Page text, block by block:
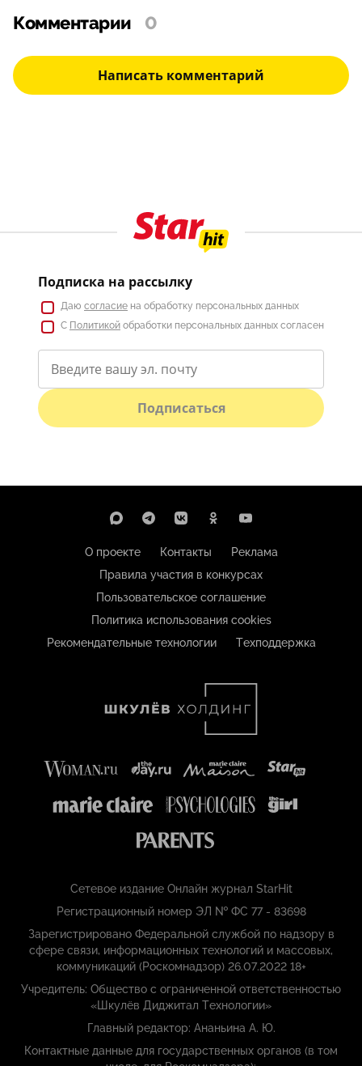
Комментарии 0
Написать комментарий
Подписка на рассылку
Даю согласие на обработку персональных данных
С Политикой обработки персональных данных согласен
Подписаться
О проекте Контакты
Реклама
Правила участия в конкурсах
Пользовательское соглашение
Политика использования cookies
Рекомендательные технологии
Техподдержка
Сетевое издание Онлайн журнал StarHit
Регистрационный номер ЭЛ № ФС 77 - 83698
Зарегистрировано Федеральной службой по надзору в
сфере связи, информационных технологий и массовых,
коммуникаций (Роскомнадзор) 26.07.2022 18+
Учредитель: Общество с ограниченной ответственностью
«Шкулёв Диджитал Технологии»
Главный редактор: Ананьина А. Ю.
Контактные данные для государственных органов (в том